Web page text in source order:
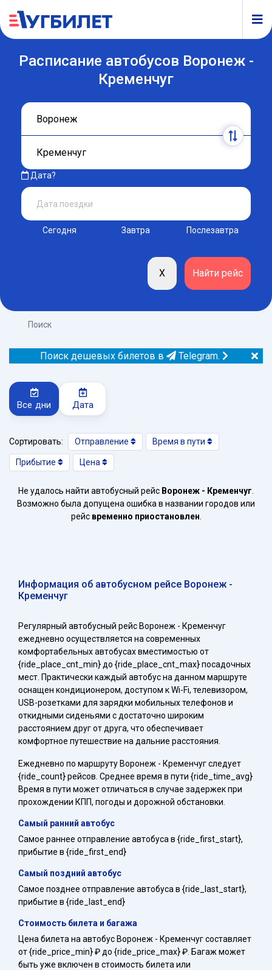
Расписание автобусов Воронеж -
Кременчуг
Дата?
Сегодня Завтра Послезавтра
Поиск
Поиск дешевых билетов в Telegram.
Все дни Дата
Сортировать: Отправление Время в пути
Прибытие Цена
Не удалось найти автобусный рейс Воронеж - Кременчуг
Возможно была допущена ошибка в названии городов или
рейс временно приостановлен
Информация об автобусном рейсе Воронеж -
Кременчуг
Регулярный автобусный рейс Воронеж - Кременчуг
ежедневно осуществляется на современных
комфортабельных автобусах вместимостью от
{ride_place_cnt_min} до {ride_place_cnt_max} посадочных
мест. Практически каждый автобус на данном маршруте
оснащен кондиционером, доступом к Wi-Fi, телевизором,
USB-розетками для зарядки мобильных телефонов и
откидными сиденьями с достаточно широким
расстоянием друг от друга, что обеспечивает
комфортное путешествие на дальние расстояния.
Ежедневно по маршруту Воронеж - Кременчуг следует
{ride_count} рейсов. Среднее время в пути {ride_time_avg}
Время в пути может отличаться в случае задержек при
прохождении КПП, погоды и дорожной обстановки.
Самый ранний автобус
Самое раннее отправление автобуса в {ride_first_start},
прибытие в {ride_first_end}
Самый поздний автобус
Самое позднее отправление автобуса в {ride_last_start},
прибытие в {ride_last_end}
Стоимость билета и багажа
Цена билета на автобус Воронеж - Кременчуг составляет
от {ride_price_min} ₽ до {ride_price_max} ₽. Багаж может
быть уже включен в стоимость билета или